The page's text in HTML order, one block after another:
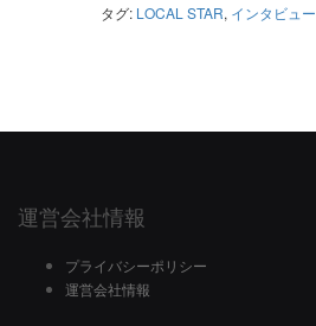
タグ: LOCAL STAR, インタビュー
運営会社情報
プライバシーポリシー
運営会社情報